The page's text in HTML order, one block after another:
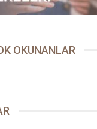
OKUNANLAR